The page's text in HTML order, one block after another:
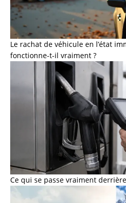
Le rachat de véhicule en l’état
fonctionne-t-il vraiment ?
Ce qui se passe vraiment